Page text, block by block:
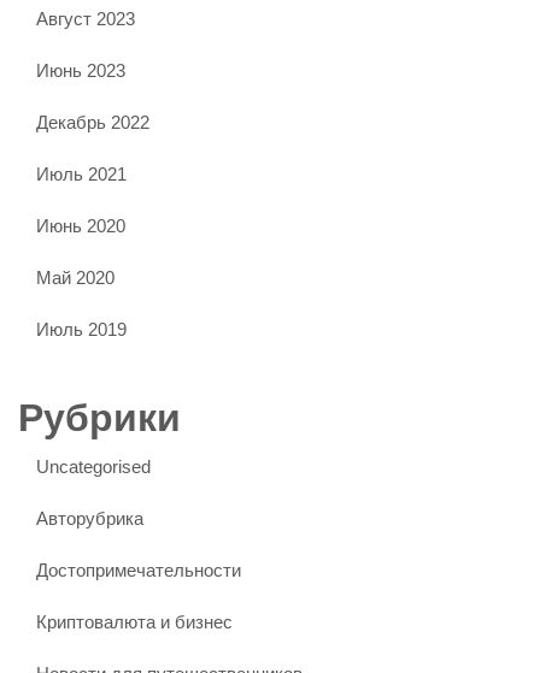
Август 2023
Июнь 2023
Декабрь 2022
Июль 2021
Июнь 2020
Май 2020
Июль 2019
Рубрики
Uncategorised
Авторубрика
Достопримечательности
Криптовалюта и бизнес